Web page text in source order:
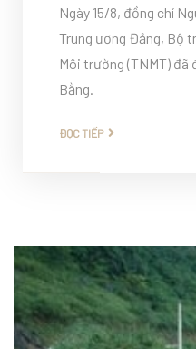
Ngày 15/8, đồng chí
Trung ương Đảng, Bộ
Môi trường (TNMT) đã
Bằng.
ĐỌC TIẾP